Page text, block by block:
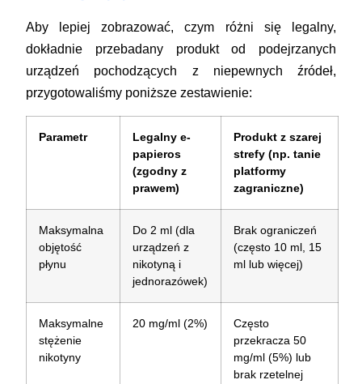
Aby lepiej zobrazować, czym różni się legalny,
dokładnie przebadany produkt od podejrzanych
urządzeń pochodzących z niepewnych źródeł,
przygotowaliśmy poniższe zestawienie:
Parametr
Legalny e-
papieros
(zgodny z
prawem)
Produkt z szarej
strefy (np. tanie
platformy
zagraniczne)
Maksymalna
objętość
płynu
Do 2 ml (dla
urządzeń z
nikotyną i
jednorazówek)
Brak ograniczeń
(często 10 ml, 15
ml lub więcej)
Maksymalne
stężenie
nikotyny
20 mg/ml (2%)
Często
przekracza 50
mg/ml (5%) lub
brak rzetelnej